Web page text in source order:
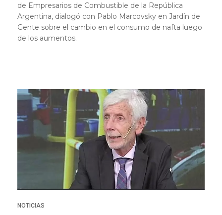
de Empresarios de Combustible de la República
Argentina, dialogó con Pablo Marcovsky en Jardín de
Gente sobre el cambio en el consumo de nafta luego
de los aumentos.
NOTICIAS